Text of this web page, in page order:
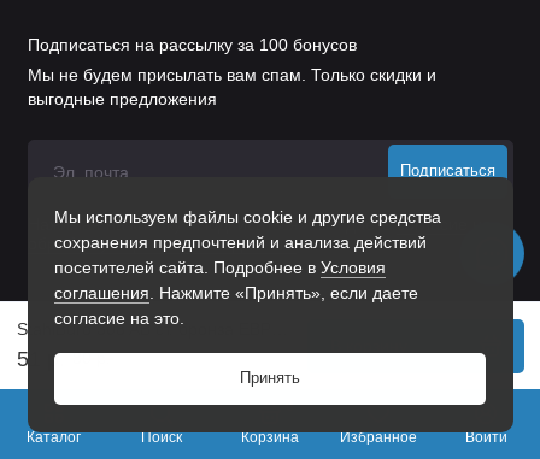
Каталог Поиск Корзина
0
Избранное
Войти
51 р. 80 р.
Почему стоит выбрать крючок‑вешалку
STAHLBURO 308 AB
Качество материалов
долгий срок службы.
Стильный дизайн— бронзовое покрытие
добавляет интерьеру изысканности и теплоты.
Удобство использования — эргономичная
форма и надёжное крепление гарантируют
безопасную эксплуатацию.
установки входит в комплект.
Мы используем файлы cookie и другие средства
сохранения предпочтений и анализа действий
посетителей сайта. Подробнее в Условия
соглашения . Нажмите «Принять», если даете
согласие на это.
Принять
Подписаться на рассылку за 100 бонусов
Мы не будем присылать вам спам. Только скидки и
выгодные предложения
Подписаться
Нажимая на кнопку «Подписаться», Вы даетесогласие на
обработку персональных данных.